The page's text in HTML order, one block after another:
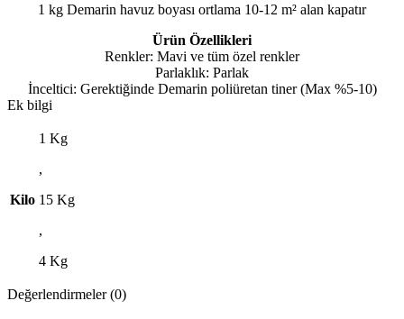
1 kg Demarin havuz boyası ortlama 10-12 m² alan kapatır
Ürün Özellikleri
Renkler: Mavi ve tüm özel renkler
Parlaklık: Parlak
İnceltici: Gerektiğinde Demarin poliüretan tiner (Max %5-10)
Ek bilgi
Kilo
1 Kg
,
15 Kg
,
4 Kg
Değerlendirmeler (0)